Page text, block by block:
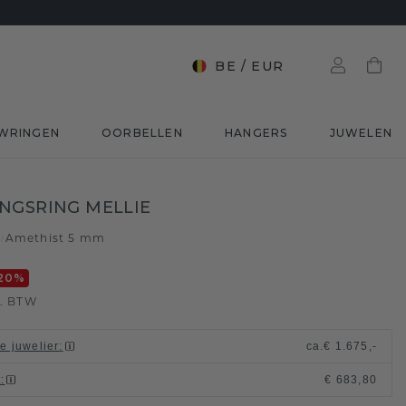
BE / EUR
OORBELLEN HANGERS JUWELEN
MELLIE
Amethist 5 mm
%
BTW
juwelier: ca.€ 1.675,-
: € 683,80